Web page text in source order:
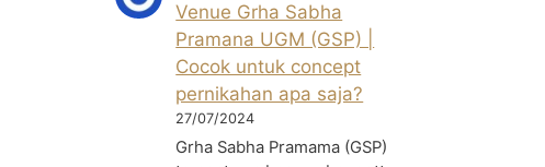
Venue Grha Sabha
Pramana UGM (GSP) |
Cocok untuk concept
pernikahan apa saja?
27/07/2024
Grha Sabha Pramama (GSP)